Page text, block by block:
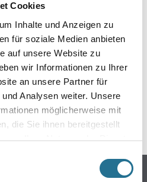
Cookies
Inhalte und Anzeigen zu
für soziale Medien anbieten
auf unsere Website zu
wir Informationen zu Ihrer
an unsere Partner für
Analysen weiter. Unsere
möglicherweise mit
die Sie ihnen bereitgestellt
Ihrer Nutzung der Dienste
schon an der Lösung und
wie möglich beheben.
unseren Online-Shop
sich inspirieren.
ONLINE-SHOP